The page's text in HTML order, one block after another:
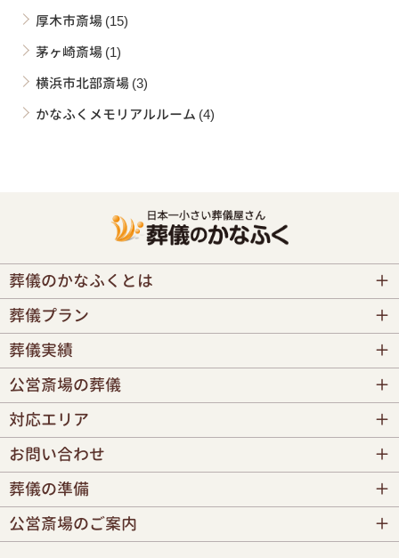
厚木市斎場(15)
茅ヶ崎斎場(1)
横浜市北部斎場(3)
かなふくメモリアルルーム (4)
葬儀のかなふくとは
葬儀プラン
葬儀実績
公営斎場の葬儀
対応エリア
お問い合わせ
葬儀の準備
公営斎場のご案内